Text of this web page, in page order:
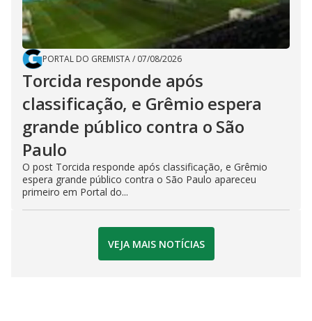
PORTAL DO GREMISTA/ 07/08/2026
Torcida responde após
classificação, e Grêmio espera
grande público contra o São
Paulo
O post Torcida responde após classificação, e Grêmio
espera grande público contra o São Paulo apareceu
primeiro em Portal do...
VEJA MAIS NOTÍCIAS